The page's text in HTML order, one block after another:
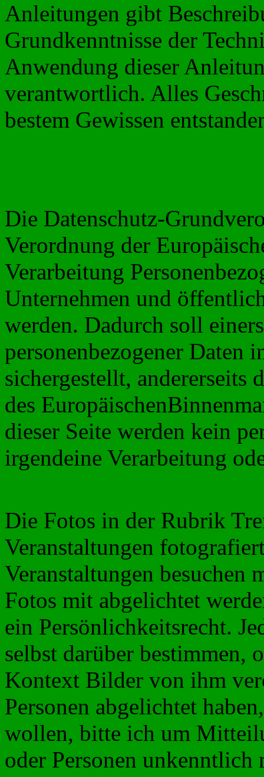
Anleitungen gibt
Grundkenntnisse der
Anwendung dieser
verantwortlich. Alles
bestem Gewissen
Die Datenschutz-
Verordnung der
Verarbeitung
Unternehmen und
werden. Dadurch soll
personenbezogener Daten
sichergestellt, andererseits
des
dieser Seite werden kein
irgendeine Verarbeitung
Die Fotos in der Rubrik
Veranstaltungen
Veranstaltungen besuchen
Fotos mit abgelichtet
ein Persönlichkeitsrecht.
selbst darüber bestimmen,
Kontext Bilder von ihm
Personen abgelichtet
wollen, bitte ich um
oder Personen unkenntlich